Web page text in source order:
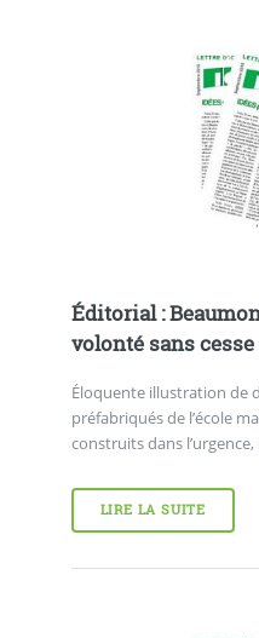
Éditorial :
volonté sans
Éloquente illustration de
préfabriqués de l’école
construits dans
LIRE LA SUITE